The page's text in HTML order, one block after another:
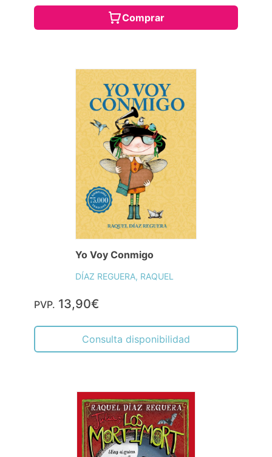
Comprar
Yo Voy Conmigo
DÍAZ REGUERA, RAQUEL
PVP. 13,90€
Consulta disponibilidad